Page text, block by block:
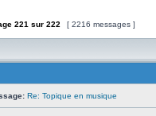
221 sur 222 [ 2216 messages ]
Re: Topique en musique